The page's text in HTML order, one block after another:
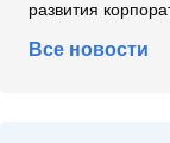
развития
Все новости